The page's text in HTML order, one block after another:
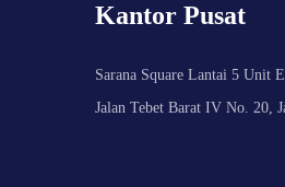
Kantor Pusat
Sarana Square Lantai 5 Unit
Jalan Tebet Barat IV No. 20,